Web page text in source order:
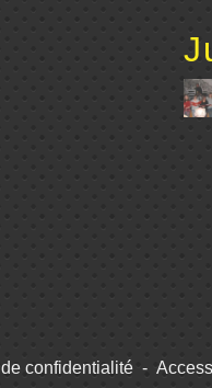
confidentialité -